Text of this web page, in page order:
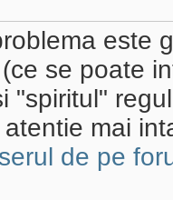
este
se poate
"spiritul"
mai
de pe